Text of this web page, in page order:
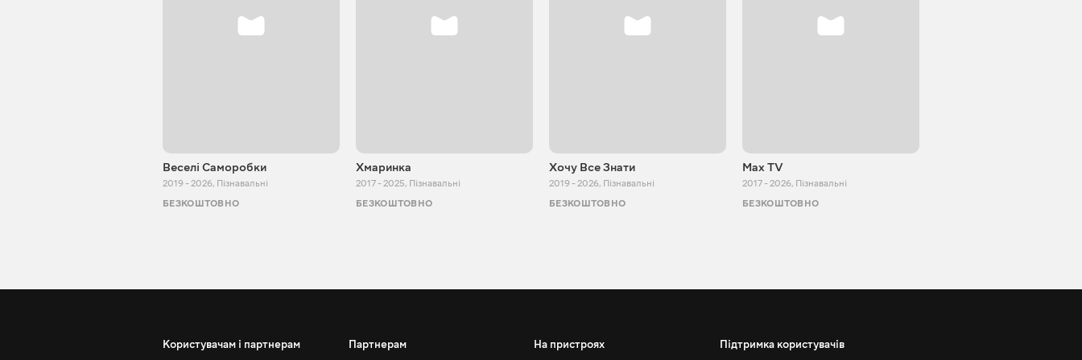
Веселі Саморобки
2019 - 2026, Пізнавальні
БЕЗКОШТОВНО
Хмаринка
2017 - 2025, Пізнавальні
БЕЗКОШТОВНО
Хочу Все Знати
2019 - 2026, Пізнавальні
БЕЗКОШТОВНО
Max TV
2017 - 2026, Пізнавальні
БЕЗКОШТОВНО
Користувачам і партнерам Партнерам На пристроях Підтримка користувачів